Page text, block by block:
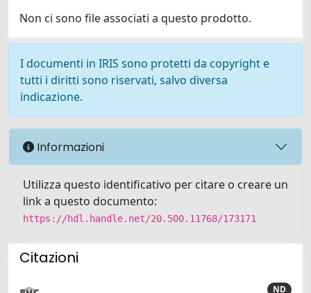
Non ci sono file associati a questo prodotto.
I documenti in IRIS sono protetti da copyright e
tutti i diritti sono riservati, salvo diversa
indicazione.
Informazioni
Utilizza questo identificativo per citare o creare un
link a questo documento:
https://hdl.handle.net/20.500.11768/173171
Citazioni
ND